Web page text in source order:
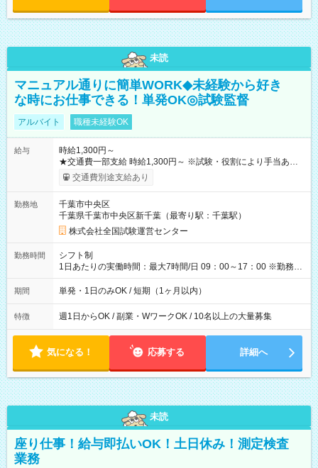
未読
マニュアル通りに簡単WORK◆未経験から好き
な時にお仕事できる！単発OK◎試験監督
アルバイト 職種未経験OK
給与
時給1,300円～
★交通費一部支給 時給1,300円～ ※試験・役割により手当あり
※勤務回数により昇給あり 【即給（前払い）オプションあ
り！】 希望される場合、勤務から1週間ほどで給与の一部を受け
例】 ・河合塾模擬試験 8:30～17:30（休憩1時間） 時給1,300円
×8時間＝日収10,400円＋交通費 ※当日の役割により時給＋100
円の場合あり ・国家試験 7:00～13:30（休憩なし） 時給1,300
円（役割手当＋100円）×6時間＝日収8,400円＋交通費 【試用期
間】試用期間なし
交通費別途支給あり
勤務地
千葉市中央区
千葉県千葉市中央区新千葉（最寄り駅：千葉駅）
株式会社全国試験運営センター
勤務時間
シフト制
1日あたりの実働時間：最大7時間/日 09：00～17：00 ※勤務時
間は 試験により異なります。
期間 単発・1日のみOK / 短期（1ヶ月以内）
特徴 週1日からOK / 副業・WワークOK / 10名以上の大量募集
気になる！ 応募する 詳細へ
未読
座り仕事！給与即払いOK！土日休み！測定検査
業務